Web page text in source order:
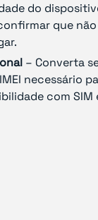
do
que
– Converta
necessário
com SIM